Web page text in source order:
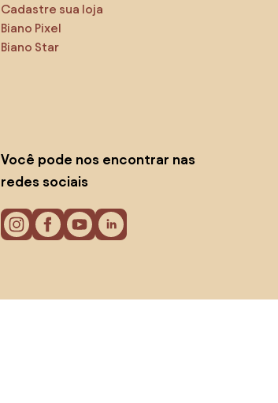
Cadastre sua loja
Biano Pixel
Biano Star
Você pode nos encontrar nas
redes sociais